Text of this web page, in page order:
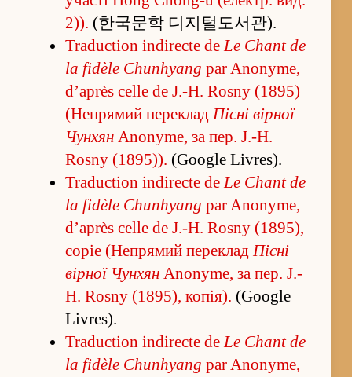
2)). (한국문학 디지털도서관).
Traduction indirecte deLe Chant de
la fidèle Chunhyang par Anonyme,
d’après celle de J.-H. Rosny (1895)
(Непрямий пере­клад Пісні вірної
ЧунхянAnonyme, за пер. J.-H.
Rosny (1895)). (Google Livres).
Traduction indirecte deLe Chant de
la fidèle Chunhyang par Anonyme,
d’après celle de J.-H. Rosny (1895),
copie (Непрямий пере­клад Пісні
вірної ЧунхянAnonyme, за пер. J.-
H. Rosny (1895), копія). (Google
Livres).
Traduction indirecte deLe Chant de
la fidèle Chunhyang par Anonyme,